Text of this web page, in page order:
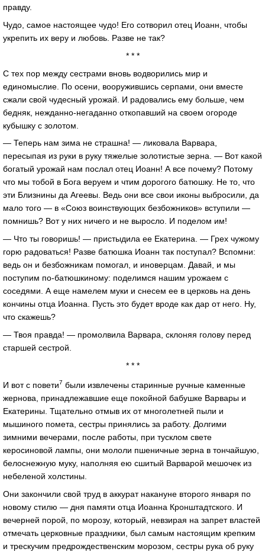
правду.
Чудо, самое настоящее чудо! Его сотворил отец Иоанн, чтобы
укрепить их веру и любовь. Разве не так?
* * *
С тех пор между сестрами вновь водворились мир и
единомыслие. По осени, вооружившись серпами, они вместе
сжали свой чудесный урожай. И радовались ему больше, чем
бедняк, нежданно-негаданно откопавший на своем огороде
кубышку с золотом.
— Теперь нам зима не страшна! — ликовала Варвара,
пересыпая из руки в руку тяжелые золотистые зерна. — Вот какой
богатый урожай нам послал отец Иоанн! А все почему? Потому
что мы тобой в Бога веруем и чтим дорогого батюшку. Не то, что
эти Близнины да Агеевы. Ведь они все свои иконы выбросили, да
мало того — в «Союз воинствующих безбожников» вступили —
помнишь? Вот у них ничего и не выросло. И поделом им!
— Что ты говоришь! — пристыдила ее Екатерина. — Грех чужому
горю радоваться! Разве батюшка Иоанн так поступал? Вспомни:
ведь он и безбожникам помогал, и иноверцам. Давай, и мы
поступим по-батюшкиному: поделимся нашим урожаем с
соседями. А еще намелем муки и снесем ее в церковь на день
кончины отца Иоанна. Пусть это будет вроде как дар от него. Ну,
что скажешь?
— Твоя правда! — промолвила Варвара, склоняя голову перед
старшей сестрой.
* * *
И вот с повети7 были извлечены старинные ручные каменные
жернова, принадлежавшие еще покойной бабушке Варвары и
Екатерины. Тщательно отмыв их от многолетней пыли и
мышиного помета, сестры принялись за работу. Долгими
зимними вечерами, после работы, при тусклом свете
керосиновой лампы, они мололи пшеничные зерна в тончайшую,
белоснежную муку, наполняя ею сшитый Варварой мешочек из
небеленой холстины.
Они закончили свой труд в аккурат накануне второго января по
новому стилю — дня памяти отца Иоанна Кронштадтского. И
вечерней порой, по морозу, который, невзирая на запрет властей
отмечать церковные праздники, был самым настоящим крепким
и трескучим предрождественским морозом, сестры рука об руку